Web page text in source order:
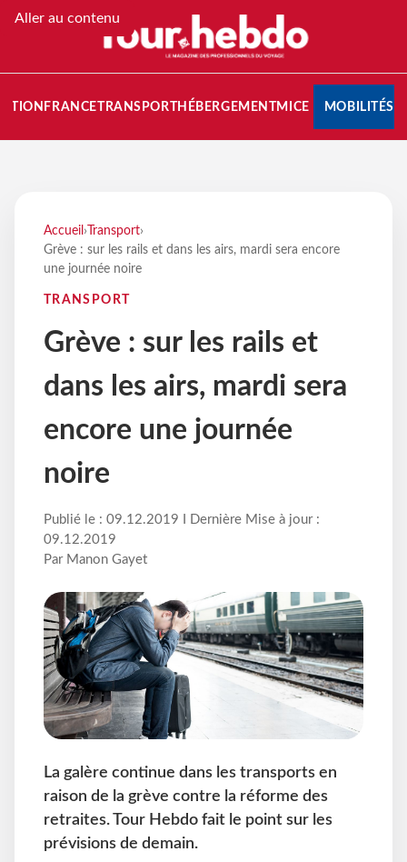
Aller au contenu
FRANCETRANSPORT HÉBERGEMENTMICE MOBILITÉS
Accueil › Transport›
Grève : sur les rails et dans les airs, mardi sera encore
une journée noire
TRANSPORT
Grève : sur les rails et
dans les airs, mardi sera
encore une journée
noire
Publié le : 09.12.2019 I Dernière Mise à jour :
09.12.2019
Par Manon Gayet
La galère continue dans les transports en
raison de la grève contre la réforme des
retraites. Tour Hebdo fait le point sur les
prévisions de demain.